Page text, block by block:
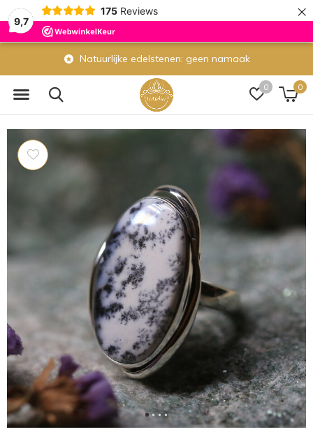
9,7
175 Reviews ×
0 0
Natuurlijke edelstenen: geen namaak